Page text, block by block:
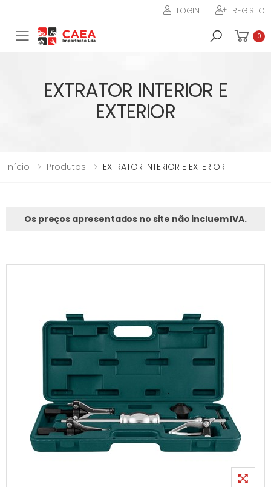
LOGIN REGISTO
Toggle mobile menu 0
EXTRATOR INTERIOR E
EXTERIOR
Início Produtos EXTRATOR INTERIOR E EXTERIOR
Os preços apresentados no site não incluem IVA.